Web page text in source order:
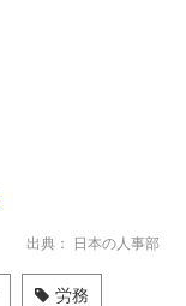
出典 日本の人事部
労務